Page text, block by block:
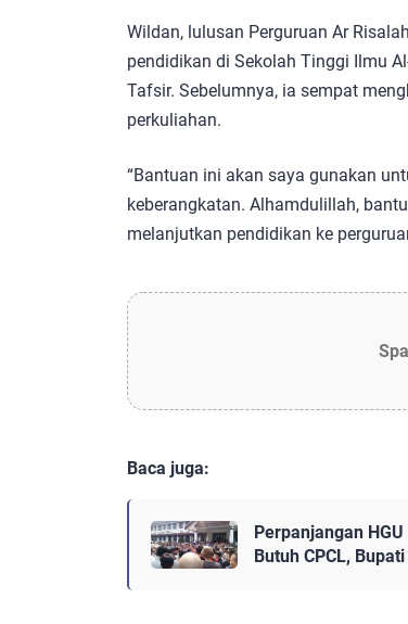
Wildan, lulusan Perguruan Ar
pendidikan di Sekolah Tinggi Ilmu
Tafsir. Sebelumnya, ia sempat
perkuliahan.
“Bantuan ini akan saya gunakan
keberangkatan. Alhamdulillah,
melanjutkan pendidikan ke
Baca juga:
Perpanjangan
Butuh CPCL,